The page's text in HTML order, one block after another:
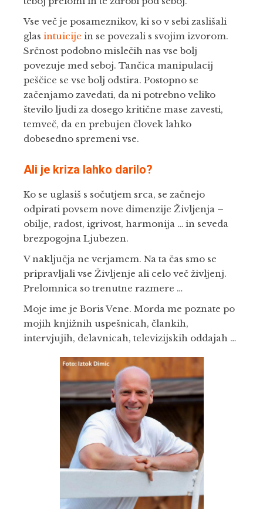
Vse več je posameznikov, ki so v sebi zaslišali
glas intuicije in se povezali s svojim izvorom.
Srčnost podobno mislečih nas vse bolj
povezuje med seboj. Tančica manipulacij
peščice se vse bolj odstira. Postopno se
začenjamo zavedati, da ni potrebno veliko
število ljudi za dosego kritične mase zavesti,
temveč, da en prebujen človek lahko
dobesedno spremeni vse.
Ali je kriza lahko darilo?
Ko se uglasiš s sočutjem srca, se začnejo
odpirati povsem nove dimenzije Življenja –
obilje, radost, igrivost, harmonija … in seveda
brezpogojna Ljubezen.
V naključja ne verjamem. Na ta čas smo se
pripravljali vse Življenje ali celo več življenj.
Prelomnica so trenutne razmere …
Moje ime je Boris Vene. Morda me poznate po
mojih knjižnih uspešnicah, člankih,
intervjujih, delavnicah, televizijskih oddajah …